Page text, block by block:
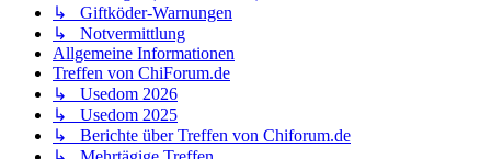
↳ Giftköder-Warnungen
↳ Notvermittlung
Allgemeine Informationen
Treffen von ChiForum.de
↳ Usedom 2026
↳ Usedom 2025
↳ Berichte über Treffen von Chiforum.de